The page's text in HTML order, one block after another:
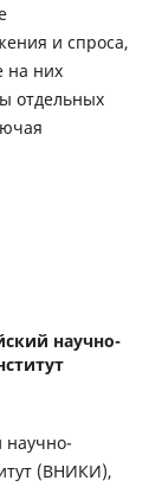
и спроса,
на них
отдельных
научно-
научно-
(ВНИКИ),